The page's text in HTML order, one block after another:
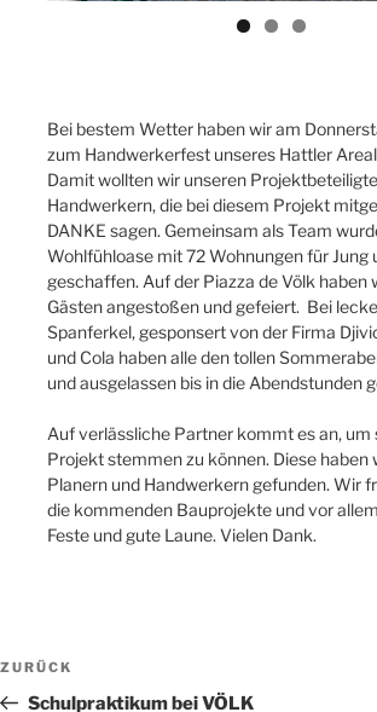
Bei bestem Wetter haben wir am
zum Handwerkerfest unseres Hattler
Damit wollten wir unseren
Handwerkern, die bei diesem Projekt
DANKE sagen. Gemeinsam als Team
Wohlfühloase mit 72 Wohnungen für Jung
geschaffen. Auf der Piazza de Völk haben
Gästen angestoßen und gefeiert. Bei
Spanferkel, gesponsert von der Firma
und Cola haben alle den tollen
und ausgelassen bis in die Abendstunden
Auf verlässliche Partner kommt es an, um
Projekt stemmen zu können. Diese haben
Planern und Handwerkern gefunden. Wir
die kommenden Bauprojekte und vor
Feste und gute Laune. Vielen Dank.
Beitragsnavigation
Vorheriger
Beitrag
ZURÜCK
Schulpraktikum bei VÖLK